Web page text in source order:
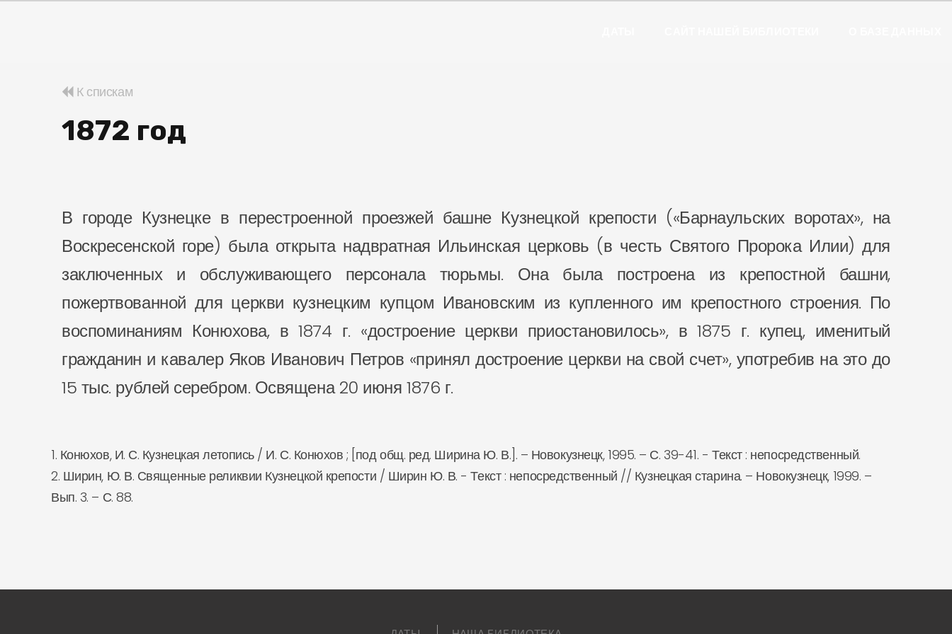
К спискам
1872 год
В городе Кузнецке в перестроенной проезжей башне Кузнецкой крепости («Барнаульских воротах», на
Воскресенской горе) была открыта надвратная Ильинская церковь (в честь Святого Пророка Илии) для
заключенных и обслуживающего персонала тюрьмы. Она была построена из крепостной башни,
пожертвованной для церкви кузнецким купцом Ивановским из купленного им крепостного строения. По
воспоминаниям Конюхова, в 1874 г. «достроение церкви приостановилось», в 1875 г. купец, именитый
гражданин и кавалер Яков Иванович Петров «принял достроение церкви на свой счет», употребив на это до
15 тыс. рублей серебром. Освящена 20 июня 1876 г.
1. Конюхов, И. С. Кузнецкая летопись / И. С. Конюхов ; [под общ. ред. Ширина Ю. В.]. – Новокузнецк, 1995. – С. 39-41. - Текст : непосредственный.
2. Ширин, Ю. В. Священные реликвии Кузнецкой крепости / Ширин Ю. В. - Текст : непосредственный // Кузнецкая старина. – Новокузнецк, 1999. –
Вып. 3. – С. 88.